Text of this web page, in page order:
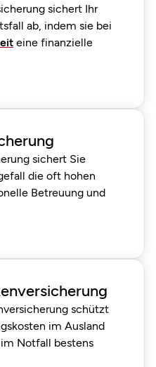
sichert Ihr
ab, indem sie bei
eine finanzielle
sichert Sie
die oft hohen
Betreuung und
schützt
im Ausland
Notfall bestens